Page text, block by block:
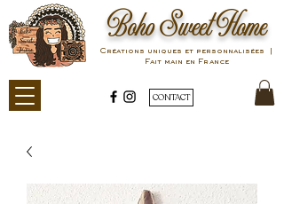
Boho Sweet Home
Créations uniques et personnalisées |
Fait main en France
CONTACT